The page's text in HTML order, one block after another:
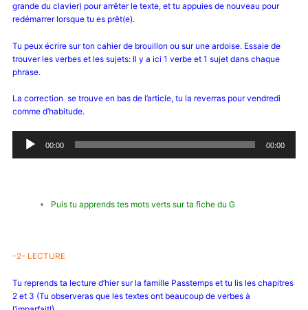
grande du clavier) pour arrêter le texte, et tu appuies de nouveau pour
redémarrer lorsque tu es prêt(e).
Tu peux écrire sur ton cahier de brouillon ou sur une ardoise. Essaie de
trouver les verbes et les sujets: Il y a ici 1 verbe et 1 sujet dans chaque
phrase.
La correction se trouve en bas de l’article, tu la reverras pour vendredi
comme d’habitude.
Lecteur
audio
00:00 00:00
Puis tu apprends tes mots verts sur ta fiche du G
-2- LECTURE
Tu reprends ta lecture d’hier sur la famille Passtemps et tu lis les chapitres
2 et 3 (Tu observeras que les textes ont beaucoup de verbes à